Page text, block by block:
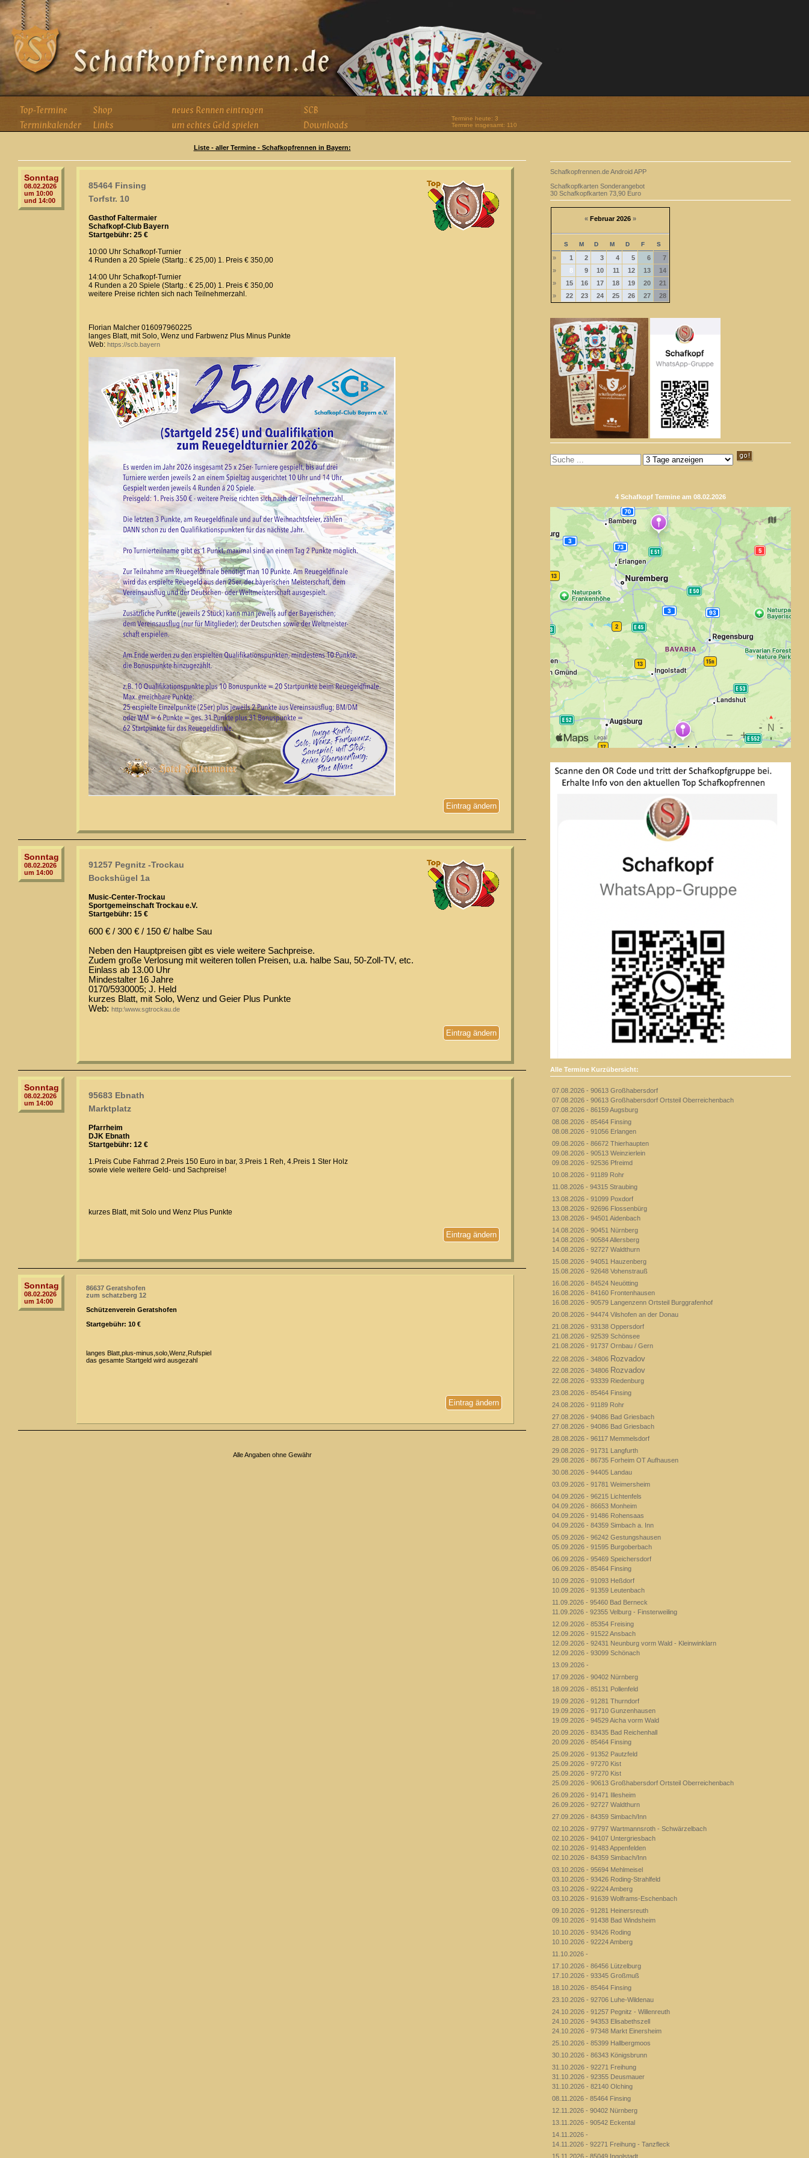
Termine heute: 3
Termine insgesamt: 110
Liste - aller Termine - Schafkopfrennen in Bayern:
Sonntag
08.02.2026
um 10:00
und 14:00
85464 Finsing
Torfstr. 10
Gasthof Faltermaier
Schafkopf-Club Bayern
Startgebühr: 25 €
10:00 Uhr Schafkopf-Turnier
4 Runden a 20 Spiele (Startg.: € 25,00) 1. Preis € 350,00
14:00 Uhr Schafkopf-Turnier
4 Runden a 20 Spiele (Startg.: € 25,00) 1. Preis € 350,00
weitere Preise richten sich nach Teilnehmerzahl.
Florian Malcher 016097960225
langes Blatt, mit Solo, Wenz und Farbwenz Plus Minus Punkte
Web: https://scb.bayern
Eintrag ändern
Sonntag
08.02.2026
um 14:00
91257 Pegnitz -Trockau
Bockshügel 1a
Music-Center-Trockau
Sportgemeinschaft Trockau e.V.
Startgebühr: 15 €
600 € / 300 € / 150 €/ halbe Sau
Neben den Hauptpreisen gibt es viele weitere Sachpreise.
Zudem große Verlosung mit weiteren tollen Preisen, u.a. halbe Sau, 50-Zoll-TV, etc.
Einlass ab 13.00 Uhr
Mindestalter 16 Jahre
0170/5930005; J. Held
kurzes Blatt, mit Solo, Wenz und Geier Plus Punkte
Web: http:\www.sgtrockau.de
Eintrag ändern
Sonntag
08.02.2026
um 14:00
95683 Ebnath
Marktplatz
Pfarrheim
DJK Ebnath
Startgebühr: 12 €
1.Preis Cube Fahrrad 2.Preis 150 Euro in bar, 3.Preis 1 Reh, 4.Preis 1 Ster Holz
sowie viele weitere Geld- und Sachpreise!
kurzes Blatt, mit Solo und Wenz Plus Punkte
Eintrag ändern
Sonntag
08.02.2026
um 14:00
86637 Geratshofen
zum schatzberg 12
Schützenverein Geratshofen
Startgebühr: 10 €
langes Blatt,plus-minus,solo,Wenz,Rufspiel
das gesamte Startgeld wird ausgezahl
Eintrag ändern
Alle Angaben ohne Gewähr
Schafkopfrennen.de Android APP
Schafkopfkarten Sonderangebot
30 Schafkopfkarten 73,90 Euro
« Februar 2026 »
S M D M D F S
» 1 2 3 4 5 6
7
»
8 9 10 11 12 13
14
»
15 16 17 18 19 20
21
»
22 23 24 25 26 27 28
4 Schafkopf Termine am 08.02.2026
Alle Termine Kurzübersicht:
07.08.2026 - 90613 Großhabersdorf
07.08.2026 - 90613 Großhabersdorf Ortsteil Oberreichenbach
07.08.2026 - 86159 Augsburg
08.08.2026 - 85464 Finsing
08.08.2026 - 91056 Erlangen
09.08.2026 - 86672 Thierhaupten
09.08.2026 - 90513 Weinzierlein
09.08.2026 - 92536 Pfreimd
10.08.2026 - 91189 Rohr
11.08.2026 - 94315 Straubing
13.08.2026 - 91099 Poxdorf
13.08.2026 - 92696 Flossenbürg
13.08.2026 - 94501 Aidenbach
14.08.2026 - 90451 Nürnberg
14.08.2026 - 90584 Allersberg
14.08.2026 - 92727 Waldthurn
15.08.2026 - 94051 Hauzenberg
15.08.2026 - 92648 Vohenstrauß
16.08.2026 - 84524 Neuötting
16.08.2026 - 84160 Frontenhausen
16.08.2026 - 90579 Langenzenn Ortsteil Burggrafenhof
20.08.2026 - 94474 Vilshofen an der Donau
21.08.2026 - 93138 Oppersdorf
21.08.2026 - 92539 Schönsee
21.08.2026 - 91737 Ornbau / Gern
22.08.2026 - 34806 Rozvadov
22.08.2026 - 34806 Rozvadov
22.08.2026 - 93339 Riedenburg
23.08.2026 - 85464 Finsing
24.08.2026 - 91189 Rohr
27.08.2026 - 94086 Bad Griesbach
27.08.2026 - 94086 Bad Griesbach
28.08.2026 - 96117 Memmelsdorf
29.08.2026 - 91731 Langfurth
29.08.2026 - 86735 Forheim OT Aufhausen
30.08.2026 - 94405 Landau
03.09.2026 - 91781 Weimersheim
04.09.2026 - 96215 Lichtenfels
04.09.2026 - 86653 Monheim
04.09.2026 - 91486 Rohensaas
04.09.2026 - 84359 Simbach a. Inn
05.09.2026 - 96242 Gestungshausen
05.09.2026 - 91595 Burgoberbach
06.09.2026 - 95469 Speichersdorf
06.09.2026 - 85464 Finsing
10.09.2026 - 91093 Heßdorf
10.09.2026 - 91359 Leutenbach
11.09.2026 - 95460 Bad Berneck
11.09.2026 - 92355 Velburg - Finsterweiling
12.09.2026 - 85354 Freising
12.09.2026 - 91522 Ansbach
12.09.2026 - 92431 Neunburg vorm Wald - Kleinwinklarn
12.09.2026 - 93099 Schönach
13.09.2026 -
17.09.2026 - 90402 Nürnberg
18.09.2026 - 85131 Pollenfeld
19.09.2026 - 91281 Thurndorf
19.09.2026 - 91710 Gunzenhausen
19.09.2026 - 94529 Aicha vorm Wald
20.09.2026 - 83435 Bad Reichenhall
20.09.2026 - 85464 Finsing
25.09.2026 - 91352 Pautzfeld
25.09.2026 - 97270 Kist
25.09.2026 - 97270 Kist
25.09.2026 - 90613 Großhabersdorf Ortsteil Oberreichenbach
26.09.2026 - 91471 Illesheim
26.09.2026 - 92727 Waldthurn
27.09.2026 - 84359 Simbach/Inn
02.10.2026 - 97797 Wartmannsroth - Schwärzelbach
02.10.2026 - 94107 Untergriesbach
02.10.2026 - 91483 Appenfelden
02.10.2026 - 84359 Simbach/Inn
03.10.2026 - 95694 Mehlmeisel
03.10.2026 - 93426 Roding-Strahlfeld
03.10.2026 - 92224 Amberg
03.10.2026 - 91639 Wolframs-Eschenbach
09.10.2026 - 91281 Heinersreuth
09.10.2026 - 91438 Bad Windsheim
10.10.2026 - 93426 Roding
10.10.2026 - 92224 Amberg
11.10.2026 -
17.10.2026 - 86456 Lützelburg
17.10.2026 - 93345 Großmuß
18.10.2026 - 85464 Finsing
23.10.2026 - 92706 Luhe-Wildenau
24.10.2026 - 91257 Pegnitz - Willenreuth
24.10.2026 - 94353 Elisabethszell
24.10.2026 - 97348 Markt Einersheim
25.10.2026 - 85399 Hallbergmoos
30.10.2026 - 86343 Königsbrunn
31.10.2026 - 92271 Freihung
31.10.2026 - 92355 Deusmauer
31.10.2026 - 82140 Olching
08.11.2026 - 85464 Finsing
12.11.2026 - 90402 Nürnberg
13.11.2026 - 90542 Eckental
14.11.2026 -
14.11.2026 - 92271 Freihung - Tanzfleck
15.11.2026 - 85049 Ingolstadt